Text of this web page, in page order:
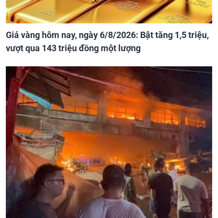
Giá vàng hôm nay, ngày 6/8/2026: Bật tăng 1,5 triệu,
vượt qua 143 triệu đồng một lượng